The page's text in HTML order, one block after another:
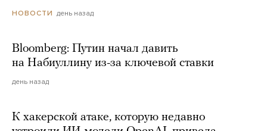
НОВОСТИ день назад
Bloomberg: Путин начал давить
на Набиуллину из-за ключевой ставки
день назад
К хакерской атаке, которую недавно